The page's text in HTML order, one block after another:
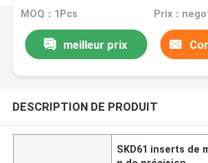
lente SKD61 pièces de moulage par
MOQ：1Pcs Prix：
meilleur prix
DESCRIPTION DE PRODUIT
SKD61 inserts de